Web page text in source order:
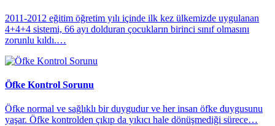
​2011-2012 eğitim öğretim yılı içinde ilk kez ülkemizde uygulanan
4+4+4 sistemi, 66 ayı dolduran çocukların birinci sınıf olmasını
zorunlu kıldı.…
Öfke Kontrol Sorunu
Öfke normal ve sağlıklı bir duygudur ve her insan öfke duygusunu
yaşar. Öfke kontrolden çıkıp da yıkıcı hale dönüşmediği sürece…